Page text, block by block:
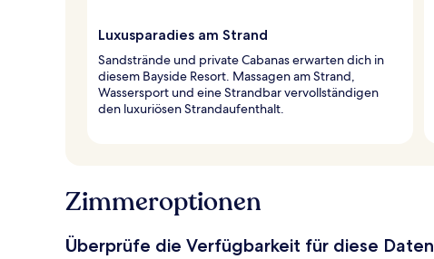
Luxusparadies am Strand
Sandstrände und private Cabanas erwarten dich in
diesem Bayside Resort. Massagen am Strand,
Wassersport und eine Strandbar vervollständigen
den luxuriösen Strandaufenthalt.
Zimmeroptionen
Überprüfe die Verfügbarkeit für diese Daten